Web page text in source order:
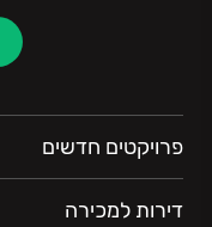
פרויקטים חדשים
דירות למכירה